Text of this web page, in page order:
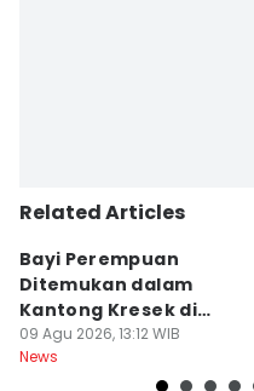
Related Articles
Bayi Perempuan
Ditemukan dalam
Kantong Kresek di
Pinggir Jalan Gowa
09 Agu 2026, 13:12 WIB
News